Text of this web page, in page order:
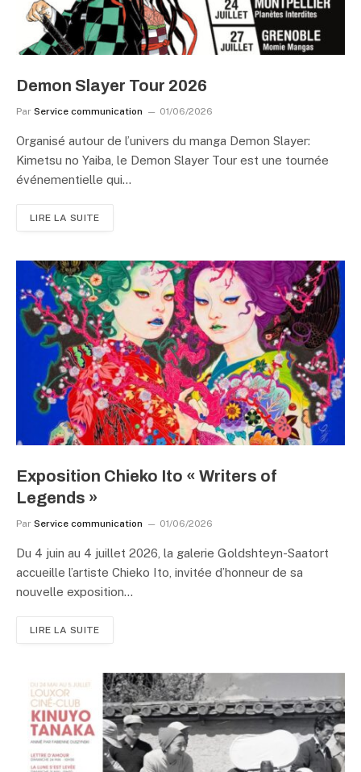
Demon Slayer Tour 2026
Par Service communication 01/06/2026
Organisé autour de l’univers du manga Demon Slayer:
Kimetsu no Yaiba, le Demon Slayer Tour est une tournée
événementielle qui…
LIRE LA SUITE
Exposition Chieko Ito « Writers of
Legends »
Par Service communication 01/06/2026
Du 4 juin au 4 juillet 2026, la galerie Goldshteyn-Saatort
accueille l’artiste Chieko Ito, invitée d’honneur de sa
nouvelle exposition…
LIRE LA SUITE